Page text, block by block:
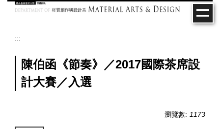
:::
陳伯函《節奏》／2017國際茶席設
計大賽／入選
瀏覽數: 1173